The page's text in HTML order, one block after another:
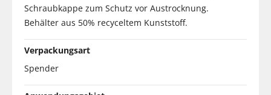
Schraubkappe zum Schutz vor Austrocknung.
Behälter aus 50% recyceltem Kunststoff.
Verpackungsart
Spender